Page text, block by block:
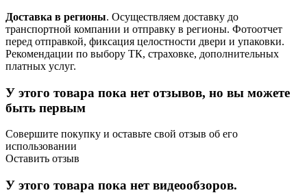
Доставка в регионы. Осуществляем доставку до
транспортной компании и отправку в регионы. Фотоотчет
перед отправкой, фиксация целостности двери и упаковки.
Рекомендации по выбору ТК, страховке, дополнительных
платных услуг.
У этого товара пока нет отзывов, но вы можете
быть первым
Совершите покупку и оставьте свой отзыв об его
использовании
Оставить отзыв
У этого товара пока нет видеообзоров.